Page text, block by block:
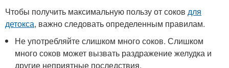
Чтобы получить максимальную пользу от соков для
детокса, важно следовать определенным правилам.
Не употребляйте слишком много соков. Слишком
много соков может вызвать раздражение желудка и
другие неприятные последствия.